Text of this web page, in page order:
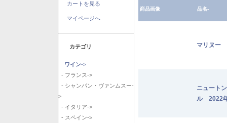
カートを見る
マイページへ
カテゴリ
ワイン->
- フランス->
- シャンパン・ヴァンムスー-
>
- イタリア->
- スペイン->
商品画像 品名-
マリヌー
ニュート
ル 2022